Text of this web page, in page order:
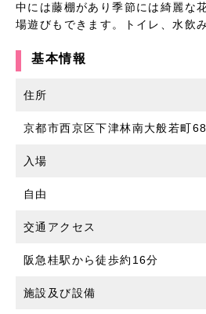
中には藤棚があり季節には綺麗な
場遊びもできます。トイレ、水飲
基本情報
住所
京都市西京区下津林南大般若町
入場
自由
交通アクセス
阪急桂駅から徒歩約16分
施設及び設備